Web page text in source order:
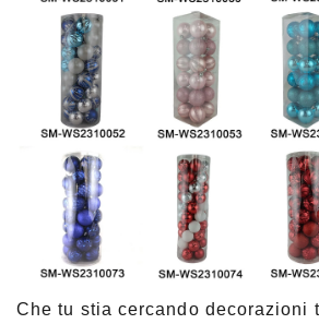
Che tu stia cercando decorazioni